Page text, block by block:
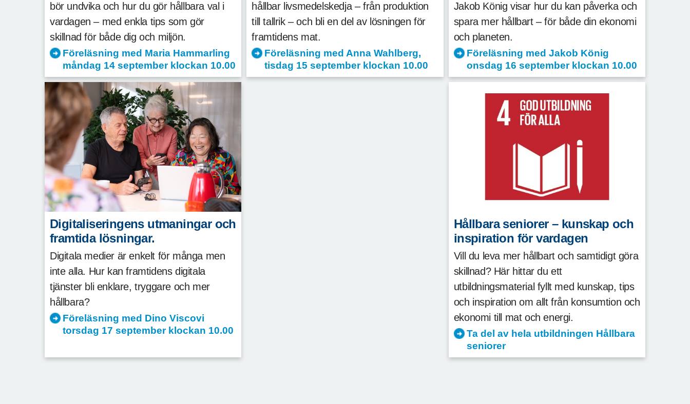
bör undvika och hur du gör hållbara val i
vardagen – med enkla tips som gör
skillnad för både dig och miljön.
Föreläsning med Maria Hammarling
måndag 14 september klockan 10.00
hållbar livsmedelskedja – från produktion
till tallrik – och bli en del av lösningen för
framtidens mat.
Föreläsning med Anna Wahlberg,
tisdag 15 september klockan 10.00
Jakob König visar hur du kan påverka och
spara mer hållbart – för både din ekonomi
och planeten.
Föreläsning med Jakob König
onsdag 16 september klockan 10.00
Digitaliseringens utmaningar och
framtida lösningar.
Digitala medier är enkelt för många men
inte alla. Hur kan framtidens digitala
tjänster bli enklare, tryggare och mer
hållbara?
Föreläsning med Dino Viscovi
torsdag 17 september klockan 10.00
Hållbara seniorer – kunskap och
inspiration för vardagen
Vill du leva mer hållbart och samtidigt göra
skillnad? Här hittar du ett
utbildningsmaterial fyllt med kunskap, tips
och inspiration om allt från konsumtion och
ekonomi till mat och energi.
Ta del av hela utbildningen Hållbara
seniorer